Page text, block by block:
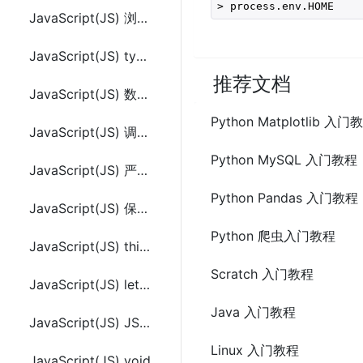
JavaScript(JS) 浏览器兼容性（判断使用的浏览器）
JavaScript(JS) typeof,null和undefined
JavaScript(JS) 数据类型转换
JavaScript(JS) 调试代码方法及工具
JavaScript(JS) 严格模式("use strict")
JavaScript(JS) 保留关键字
JavaScript(JS) this关键字
JavaScript(JS) let和const关键字
JavaScript(JS) JSON介绍及使用
> process.env.HOME
推荐文档
Python Matplotlib 入门
Python MySQL 入门教程
Python Pandas 入门教程
Python 爬虫入门教程
Scratch 入门教程
Java 入门教程
Linux 入门教程